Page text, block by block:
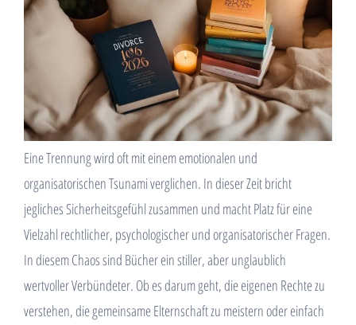
Eine Trennung wird oft mit einem emotionalen und
organisatorischen Tsunami verglichen. In dieser Zeit bricht
jegliches Sicherheitsgefühl zusammen und macht Platz für eine
Vielzahl rechtlicher, psychologischer und organisatorischer Fragen.
In diesem Chaos sind Bücher ein stiller, aber unglaublich
wertvoller Verbündeter. Ob es darum geht, die eigenen Rechte zu
verstehen, die gemeinsame Elternschaft zu meistern oder einfach